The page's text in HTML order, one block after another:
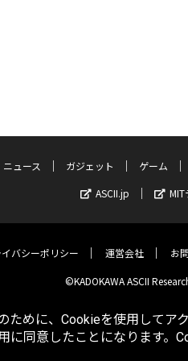
ニュース ガジェット ゲーム
ASCII.jp
バシーポリシー 運営会社 お
©KADOKAWA ASCII
めに、Cookieを使用してア
に同意したことになります。